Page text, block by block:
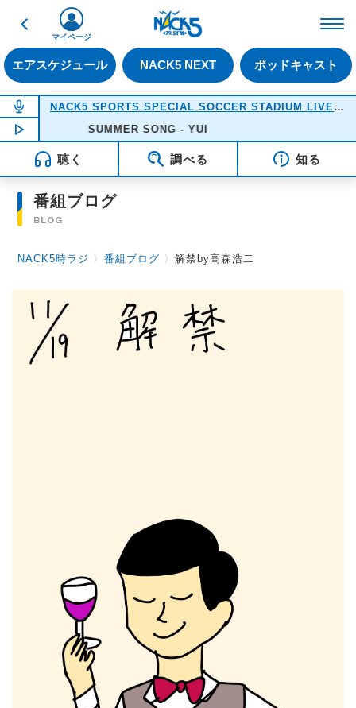
戻る
エアスケジュール NACK5 NEXT ポッドキャスト
マイページ
NOW ON AIR
NACK5 SPORTS SPECIAL SOCCER STADIUM LIVE 2026
NOW PLAYING 18:05
SUMMER SONG - YUI
聴く 調べる 知る
番組ブログ
BLOG
NACK5時ラジ 〉番組ブログ 〉解禁by高森浩二